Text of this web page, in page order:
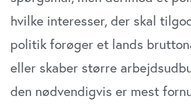
hvilke interesser, der skal
politik forøger et lands
eller skaber større
den nødvendigvis er mest